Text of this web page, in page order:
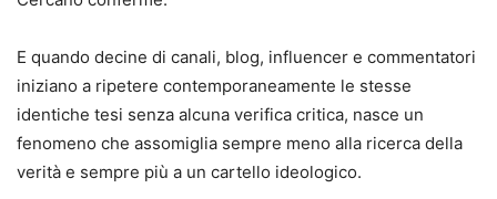
E quando decine di canali, blog, influencer e commentatori
iniziano a ripetere contemporaneamente le stesse
identiche tesi senza alcuna verifica critica, nasce un
fenomeno che assomiglia sempre meno alla ricerca della
verità e sempre più a un cartello ideologico.